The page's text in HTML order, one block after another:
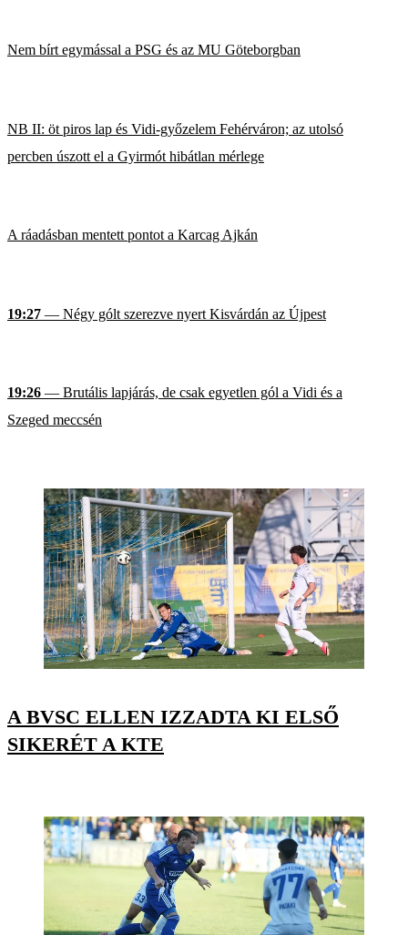
Nem bírt egymással a PSG és az MU Göteborgban
NB II: öt piros lap és Vidi-győzelem Fehérváron; az utolsó
percben úszott el a Gyirmót hibátlan mérlege
A ráadásban mentett pontot a Karcag Ajkán
19:27 — Négy gólt szerezve nyert Kisvárdán az Újpest
19:26 — Brutális lapjárás, de csak egyetlen gól a Vidi és a
Szeged meccsén
A BVSC ELLEN IZZADTA KI ELSŐ
SIKERÉT A KTE